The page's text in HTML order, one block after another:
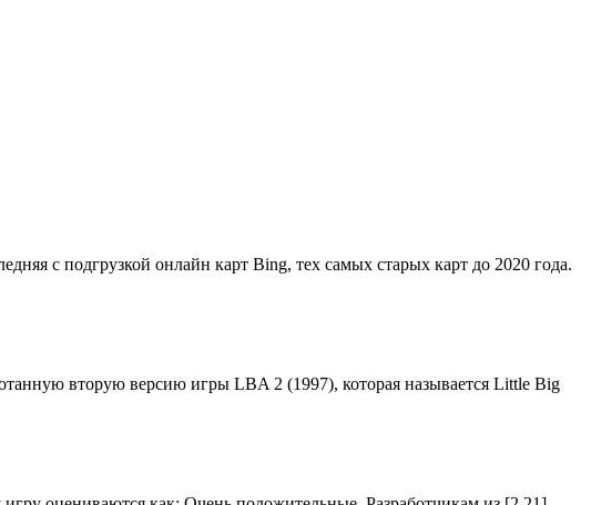
с подгрузкой онлайн карт Bing, тех самых старых карт до 2020 года.
вторую версию игры LBA 2 (1997), которая называется Little Big